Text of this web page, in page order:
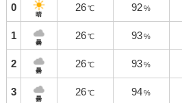
0
晴
26 ℃ 92 %
1
曇
26 ℃ 93 %
2
曇
26 ℃ 93 %
3
曇
26 ℃ 94 %